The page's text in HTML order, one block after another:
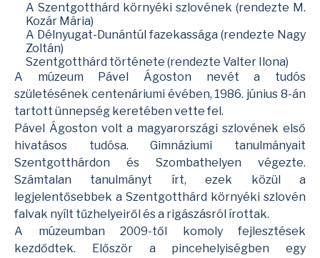
A Szentgotthárd környéki szlovének (rendezte M.
Kozár Mária)
A Délnyugat-Dunántúl fazekassága (rendezte Nagy
Zoltán)
Szentgotthárd története (rendezte Valter Ilona)
A múzeum
Pável Ágoston nevét a tudós
születésének centenáriumi évében, 1986. június 8-án
tartott ünnepség keretében vette fel.
Pável Ágoston volt a magyarországi szlovének első
hivatásos tudósa. Gimnáziumi tanulmányait
Szentgotthárdon és Szombathelyen végezte.
Számtalan tanulmányt írt, ezek közül a
legjelentősebbek a Szentgotthárd környéki szlovén
falvak nyílt tűzhelyeiről és a rigászásról írottak.
A múzeumban 2009-től komoly fejlesztések
kezdődtek. Először a pincehelyiségben egy